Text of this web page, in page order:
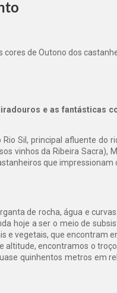
de Outono dos
e as
Sil, principal afluente do
vinhos da Ribeira Sacra),
que
de rocha, água e
hoje a ser o meio de
vegetais, que encontram
encontramos o
quinhentos metros em